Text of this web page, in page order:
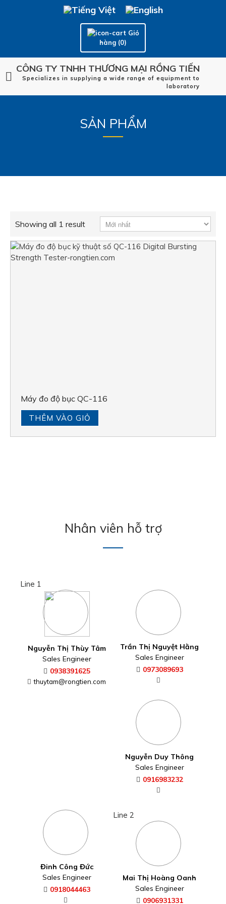
Giỏ
hàng (0)
CÔNG TY TNHH THƯƠNG MẠI RỒNG TIẾN
Specializes in supplying a wide range of equipment to
laboratory
SẢN PHẨM
Showing all 1 result
Máy đo độ bục QC-116
THÊM VÀO GIỎ
Nhân viên hỗ trợ
Line 1
Nguyễn Thị Thùy Tâm
Sales Engineer
0938391625
thuytam@rongtien.com
Trần Thị Nguyệt Hằng
Sales Engineer
0973089693
Nguyễn Duy Thông
Sales Engineer
0916983232
Đinh Công Đức
Sales Engineer
0918044463
Line 2
Mai Thị Hoàng Oanh
Sales Engineer
0906931331